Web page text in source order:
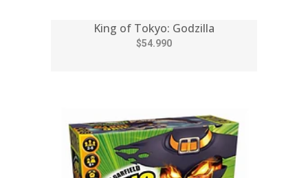
King of Tokyo: Godzilla
$54.990